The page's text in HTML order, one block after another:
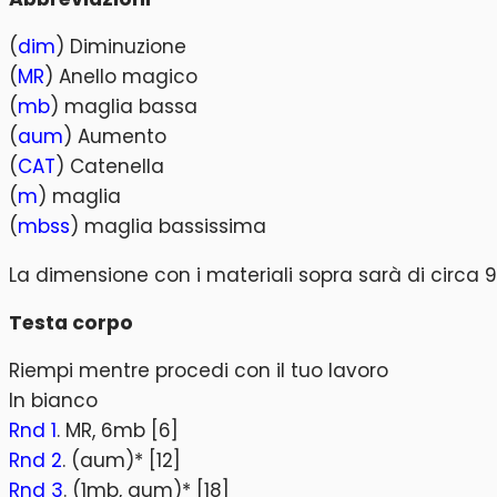
(dim) Diminuzione
(MR) Anello magico
(mb) maglia bassa
(aum) Aumento
(CAT) Catenella
(m) maglia
(mbss) maglia bassissima
La dimensione con i materiali sopra sarà di circa
Testa corpo
Riempi mentre procedi con il tuo lavoro
In bianco
Rnd 1. MR, 6mb [6]
Rnd 2. (aum)* [12]
Rnd 3. (1mb, aum)* [18]